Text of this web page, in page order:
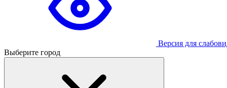
Версия для
Выберите город